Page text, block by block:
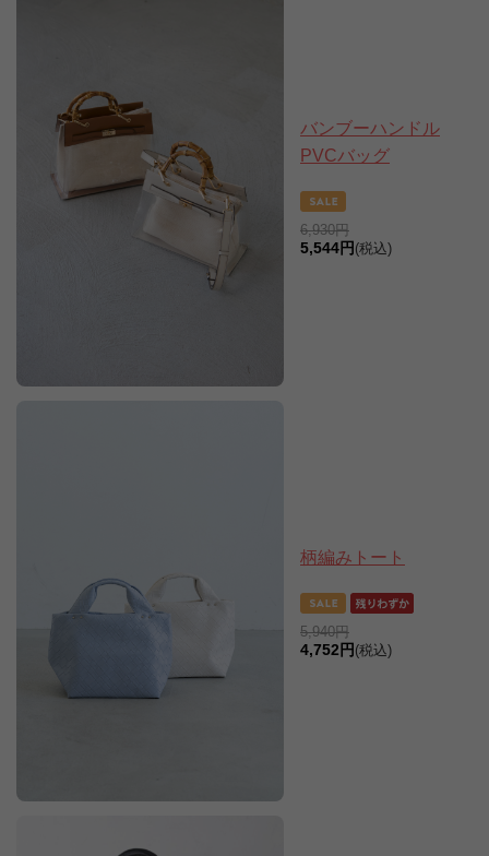
バンブーハンドル
PVCバッグ
6,930円
5,544円 (税込)
柄編みトート
5,940円
4,752円 (税込)